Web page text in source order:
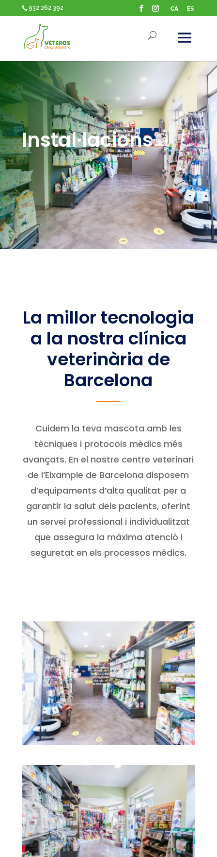
932 262 392 CA ES
Instal·lacions
La millor tecnologia
a la nostra clínica
veterinària de
Barcelona
Cuidem la teva mascota amb les
tècniques i protocols mèdics més
avançats. En el nostre centre veterinari
de l’Eixample de Barcelona disposem
d’equipaments d’alta qualitat per a
garantir la salut dels pacients, oferint
un servei professional i individualitzat
que assegura la màxima atenció i
seguretat en els processos mèdics.